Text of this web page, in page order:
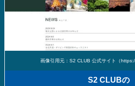
画像引用元：S2 CLUB 公式サイト（
S2 CLUBの